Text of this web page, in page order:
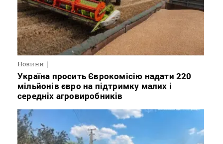
Новини
Україна просить Єврокомісію надати 220
мільйонів євро на підтримку малих і
середніх агровиробників